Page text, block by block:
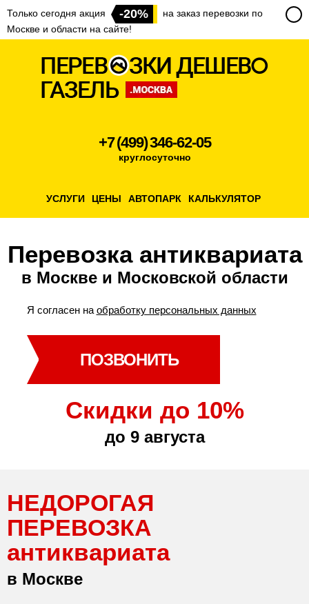
Только сегодня акция -20%
на заказ перевозки по
Москве и области на сайте!
+7 (499) 346-62-05
круглосуточно
УСЛУГИ ЦЕНЫ АВТОПАРК КАЛЬКУЛЯТОР
Перевозка антиквариата
в Москве и Московской области
Я согласен на обработку персональных данных
ПОЗВОНИТЬ
Скидки до 10%
до 9 августа
НЕДОРОГАЯ
ПЕРЕВОЗКА
антиквариата
в Москве